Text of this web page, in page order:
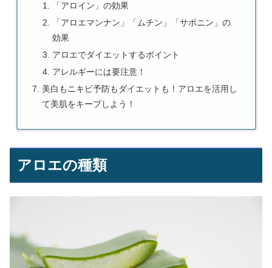
「アロイン」の効果
「アロエマンナン」「ムチン」「サポニン」の
効果
アロエでダイエットするポイント
アレルギーには要注意！
美白もニキビ予防もダイエットも！アロエを活用し
て美肌をキープしよう！
アロエの種類